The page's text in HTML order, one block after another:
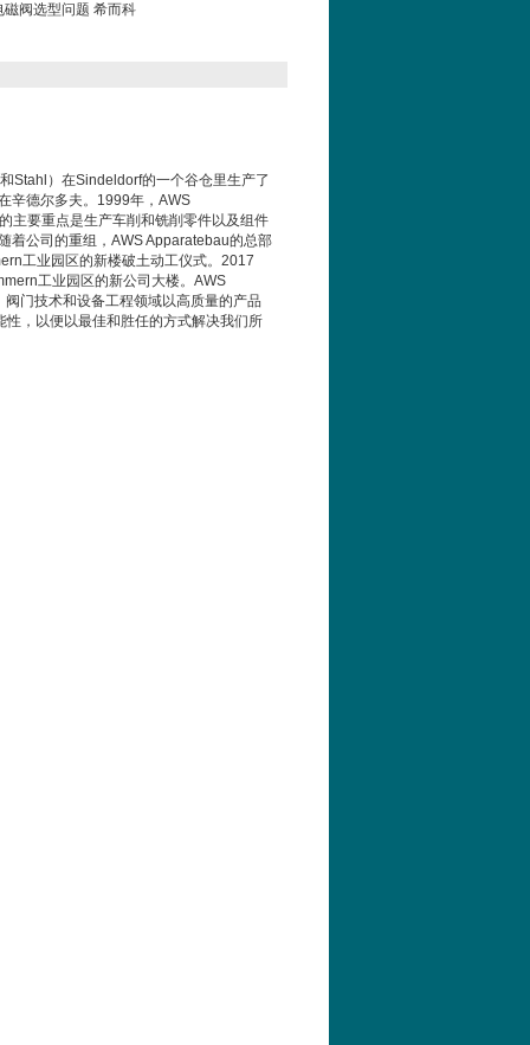
阀选型问题 希而科
和Stahl ）在Sindeldorf的一个谷仓里生产了
辛德尔多夫。 1999年， AWS
主要重点是生产车削和铣削零件以及组件
着公司的重组， AWS Apparatebau的总部
工业园区的新楼破土动工仪式。 2017
工业园区的新公司大楼。 AWS
门技术和设备工程领域以高质量的产品
，以便以最佳和胜任的方式解决我们所